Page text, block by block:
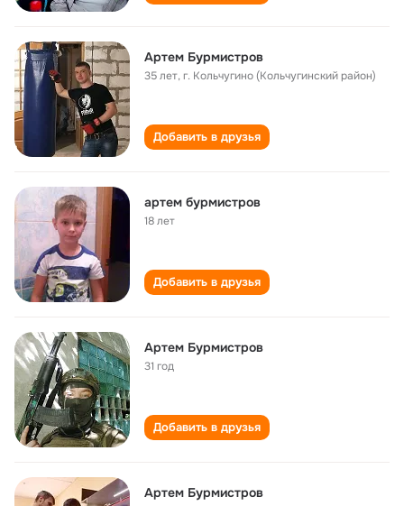
Артем Бурмистров
35 лет,г. Кольчугино (Кольчугинский район)
Добавить в друзья
артем бурмистров
18 лет
Добавить в друзья
Артем Бурмистров
31 год
Добавить в друзья
Артем Бурмистров